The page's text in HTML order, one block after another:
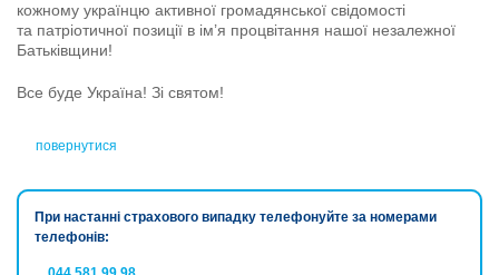
кожному українцю активної громадянської свідомості
та патріотичної позиції в ім’я процвітання нашої незалежної
Батьківщини!
Все буде Україна! Зі святом!
повернутися
При настанні страхового випадку телефонуйте за номерами
телефонів: